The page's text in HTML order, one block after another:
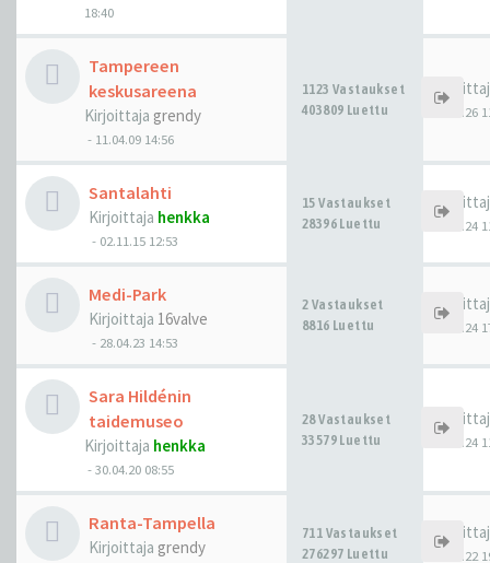
18:40
Tampereen
keskusareena
Kirjoittaja grendy
- 11.04.09 14:56
1123 Vastaukset
403809 Luettu
01.04.26
Santalahti
Kirjoittaja henkka
- 02.11.15 12:53
15 Vastaukset
28396 Luettu
13.08.24
Medi-Park
Kirjoittaja 16valve
- 28.04.23 14:53
2 Vastaukset
8816 Luettu
08.04.24
Sara Hildénin
taidemuseo
Kirjoittaja henkka
-30.04.20 08:55
28 Vastaukset
33579 Luettu
17.01.24
Ranta-Tampella
Kirjoittaja grendy
711 Vastaukset
276297 Luettu
17.08.22